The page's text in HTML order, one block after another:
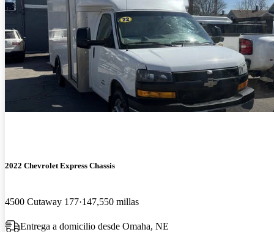
2022 Chevrolet Express Chassis
4500 Cutaway 177 147,550 millas
Entrega a domicilio desde Omaha, NE